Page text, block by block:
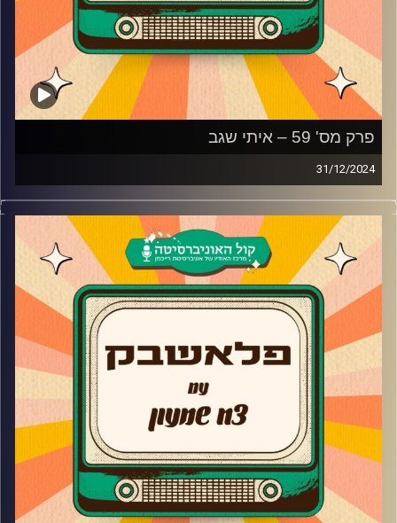
פרק מס' 59 – איתי שגב
31/12/2024
איתי שגב מגיע לאולפן פלאשבק!
השחקן, הקומיקאי והעורך מגיע לאולפן פלאשבק ומספר על
הסיבה שהחליט לגשת לאודישנים של ערוץ הילדים, למה עשה
רק פסטיגל אחד, הסיבה שבגללה החליט לעשות הישרדות
ולמה יש רגעים שהוא מתחרט על זה. בנוסף, איתי שגב חושף
סוד גדול על "מה שקורה באילת" ומה גרם לו להחליט לערוך את
הסדרה על אבי ביטר?
קרדיט תמונות:AudioVersity